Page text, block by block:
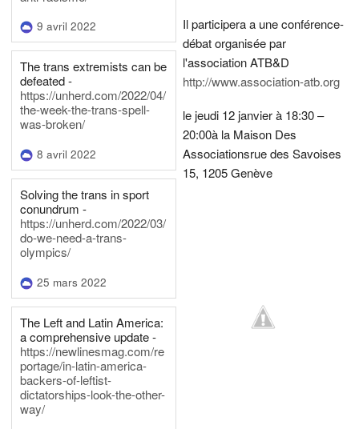
9 avril 2022
The trans extremists can be
defeated -
https://unherd.com/2022/04/
the-week-the-trans-spell-
was-broken/
8 avril 2022
Solving the trans in sport
conundrum -
https://unherd.com/2022/03/
do-we-need-a-trans-
olympics/
25 mars 2022
The Left and Latin America:
a comprehensive update -
https://newlinesmag.com/re
portage/in-latin-america-
backers-of-leftist-
dictatorships-look-the-other-
way/
Il participera a une conférence-
débat organisée par
l'association ATB&D
http://www.association-atb.org
le jeudi 12 janvier à 18:30 –
20:00à la Maison Des
Associationsrue des Savoises
15, 1205 Genève